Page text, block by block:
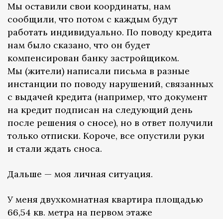
Мы оставили свои координаты, нам
сообщили, что потом с каждым будут
работать индивидуально. По поводу кредита
нам было сказано, что он будет
компенсирован банку застройщиком.
Мы (жители) написали письма в разные
инстанции по поводу нарушений, связанных
с выдачей кредита (например, что документ
на кредит подписан на следующий день
после решения о сносе), но в ответ получили
только отписки. Короче, все опустили руки
и стали ждать сноса.
Дальше — моя личная ситуация.
У меня двухкомнатная квартира площадью
66,54 кв. метра на первом этаже